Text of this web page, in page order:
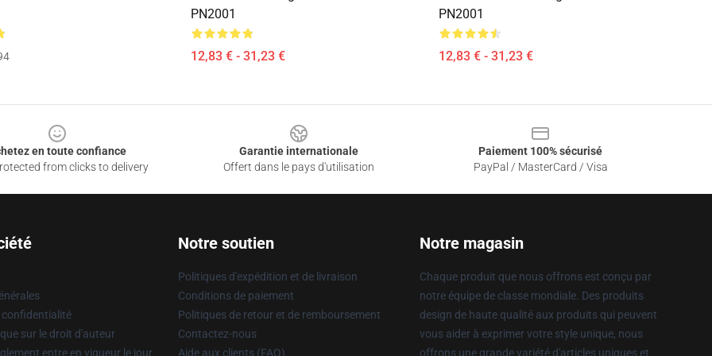
PN2001
12,83 € - 31,23 €
PN2001
12,83 € - 31,23 €
en toute confiance
from clicks to delivery
Garantie internationale
Offert dans le pays d'utilisation
Paiement 100% sécurisé
PayPal / MasterCard / Visa
confidentialité
sur le droit d'auteur
entre en vigueur le jour
Notre soutien
Politiques d'expédition et de livraison
Conditions de paiement
Politiques de retour et de remboursement
Contactez-nous
Aide aux clients (FAQ)
Notre magasin
Chaque produit que nous offrons est conçu par
notre équipe de classe mondiale. Des produits
design de haute qualité aux produits qui peuvent
vous aider à exprimer votre style unique, nous
offrons une grande variété d'articles uniques et